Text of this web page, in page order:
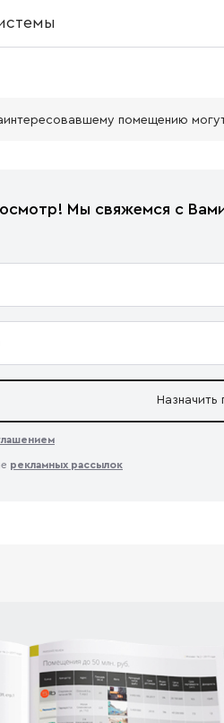
помещению
Мы свяжемся с
рекламных рассылок